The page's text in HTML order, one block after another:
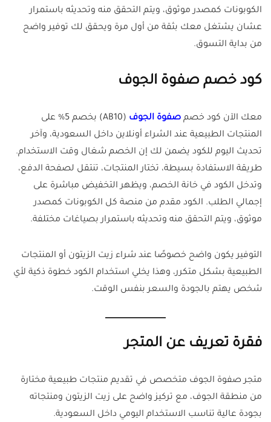
الكوبونات كمصدر موثوق، ويتم التحقق منه وتحديثه باستمرار
عشان يشتغل معك بثقة من أول مرة ويحقق لك توفير واضح
من بداية التسوق.
كود خصم صفوة الجوف
معك الآن كود خصم صفوة الجوف
(AB10) بخصم 5% على
المنتجات الطبيعية عند الشراء أونلاين داخل السعودية، وآخر
تحديث اليوم للكود يضمن لك إن الخصم شغال وقت الاستخدام.
طريقة الاستفادة بسيطة، تختار المنتجات، تنتقل لصفحة الدفع،
وتدخل الكود في خانة الخصم، ويظهر التخفيض مباشرة على
إجمالي الطلب. الكود مقدم من منصة كل الكوبونات كمصدر
موثوق، ويتم التحقق منه وتحديثه باستمرار بصياغات مختلفة.
التوفير يكون واضح خصوصًا عند شراء زيت الزيتون أو المنتجات
الطبيعية بشكل متكرر، وهذا يخلي استخدام الكود خطوة ذكية لأي
شخص يهتم بالجودة والسعر بنفس الوقت.
فقرة تعريف عن المتجر
متجر صفوة الجوف متخصص في تقديم منتجات طبيعية مختارة
من منطقة الجوف، مع تركيز واضح على زيت الزيتون ومنتجاته
بجودة عالية تناسب الاستخدام اليومي داخل السعودية.